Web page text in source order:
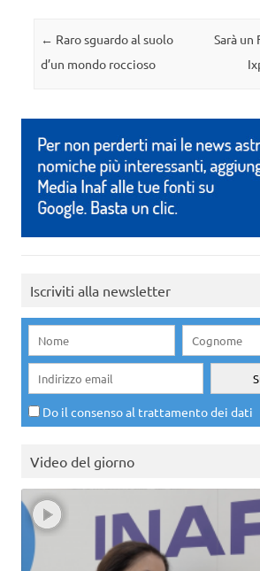
Navigazione articolo
← Raro sguardo al suolo
d’un mondo roccioso
Sarà un
Iscriviti alla newsletter
Do il consenso al trattamento dei dati
Video del giorno